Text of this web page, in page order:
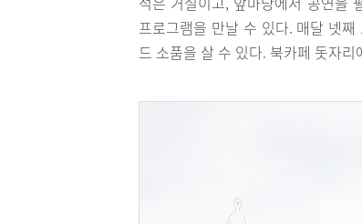
프로그램을 만날 수 있다. 매달 넷째
드 소품을 살 수 있다. 북카페 돗자리